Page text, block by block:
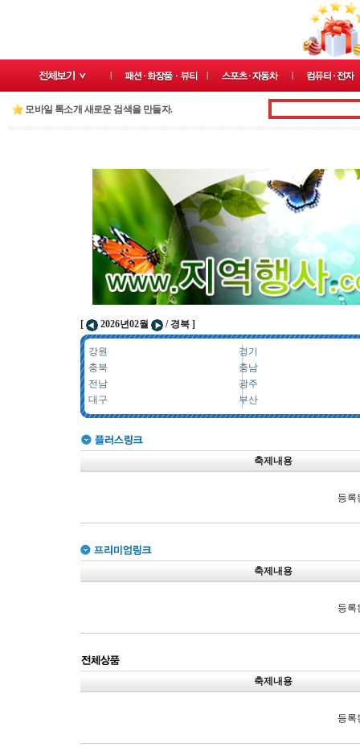
모바일 톡소개 새로운 검색을 만들자.
[ 2026년02월 / 경북 ]
강원
경기
충북
충남
전남
광주
대구
부산
축제내용
등록
축제내용
등록
축제내용
등록